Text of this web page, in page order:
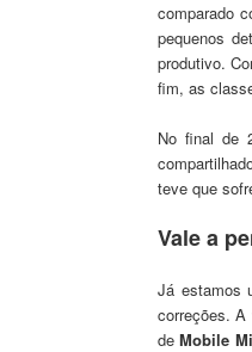
comparado
pequenos
produtivo.
fim, as
No final de
teve que
Vale a p
Já estamos
correções.
deMobile